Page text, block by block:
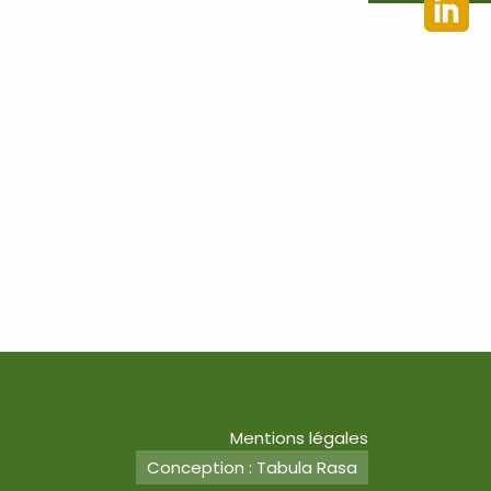
Mentions légales
Conception : Tabula Rasa